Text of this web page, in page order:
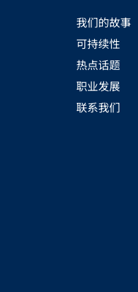
我们的故事
可持续性
热点话题
职业发展
联系我们